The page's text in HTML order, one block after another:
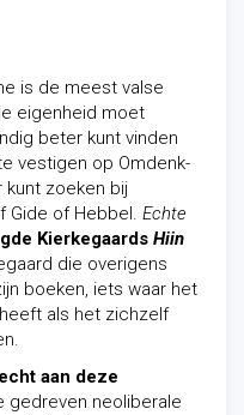
is de meest valse
eigenheid moet
beter kunt vinden
vestigen op Omdenk-
zoeken bij
Gide of Hebbel. Echte
Kierkegaards Hiin
die overigens
boeken, iets waar het
als het zichzelf
aan deze
gedreven neoliberale